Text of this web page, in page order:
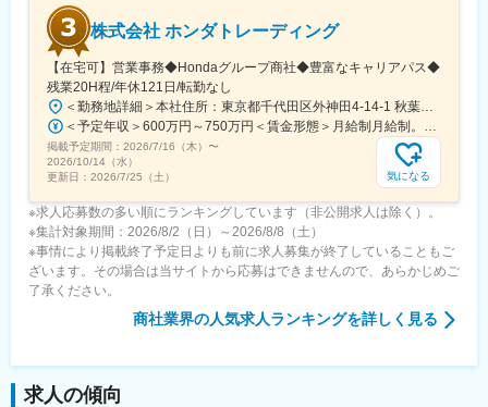
積極的に進出していきます。
変更の範囲：会社の定める業務
株式会社 ホンダトレーディング
【在宅可】営業事務◆Hondaグループ商社◆豊富なキャリアパス◆
残業20H程/年休121日/転勤なし
掲載予定期間： 2026/7/16（木） 〜
2026/10/14（水）
更新日： 2026/7/25（土） 気になる
※求人応募数の多い順にランキングしています（非公開求人は除く）。
※集計対象期間：2026/8/2（日）～2026/8/8（土）
※事情により掲載終了予定日よりも前に求人募集が終了していることもご
ざいます。その場合は当サイトから応募はできませんので、あらかじめご
了承ください。
商社業界の人気求人ランキングを詳しく見る
求人の傾向